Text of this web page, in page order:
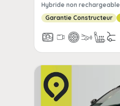
Hybride non rechargeable
Garantie Constructeur